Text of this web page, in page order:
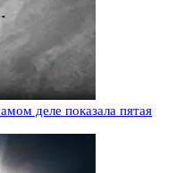
деле показала пятая